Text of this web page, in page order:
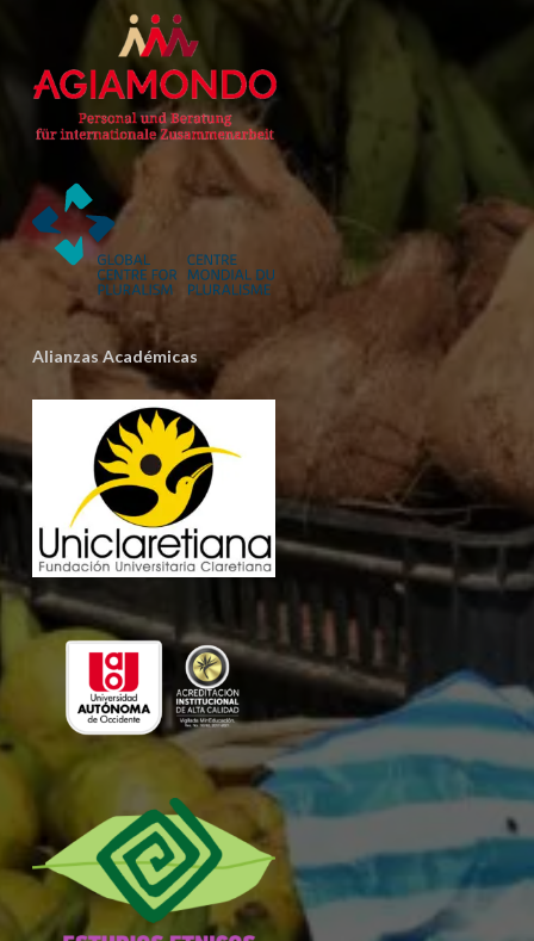
Alianzas Académicas